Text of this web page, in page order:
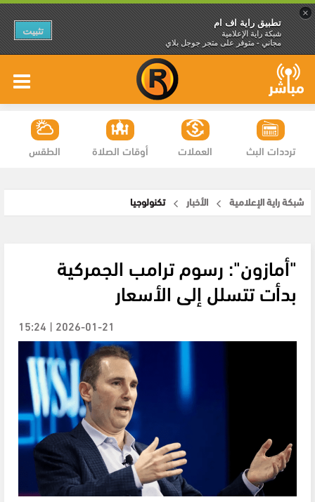
×
تطبيق راية اف ام
شبكة راية الإعلامية
مجاني - متوفر على متجر جوجل بلاي
تثبيت
الطقس أوقات الصلاة العملات ترددات البث
شبكة راية الإعلامية الأخبار تكنولوجيا
"أمازون": رسوم ترامب الجمركية
بدأت تتسلل إلى الأسعار
2026-01-21 | 15:24